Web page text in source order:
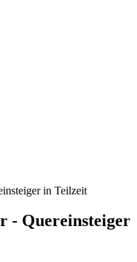
in Teilzeit
- Quereinsteiger